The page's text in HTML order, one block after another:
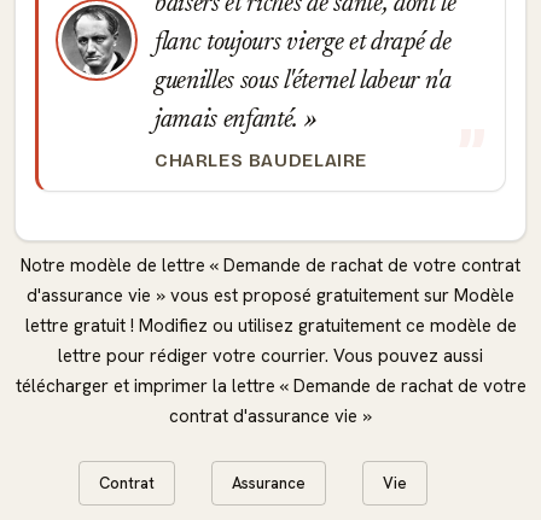
flanc toujours vierge et drapé de
guenilles sous l'éternel labeur n'a
jamais enfanté.
CHARLES BAUDELAIRE
Notre modèle de lettre « Demande de rachat de votre contrat
d'assurance vie » vous est proposé gratuitement sur Modèle
lettre gratuit ! Modifiez ou utilisez gratuitement ce modèle de
lettre pour rédiger votre courrier. Vous pouvez aussi
télécharger et imprimer la lettre « Demande de rachat de votre
contrat d'assurance vie »
Contrat Assurance Vie